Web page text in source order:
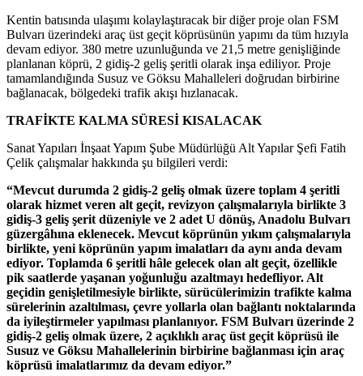
Kentin batısında ulaşımı kolaylaştıracak bir diğer proje olan FSM
Bulvarı üzerindeki araç üst geçit köprüsünün yapımı da tüm hızıyla
devam ediyor. 380 metre uzunluğunda ve 21,5 metre genişliğinde
planlanan köprü, 2 gidiş-2 geliş şeritli olarak inşa ediliyor. Proje
tamamlandığında Susuz ve Göksu Mahalleleri doğrudan birbirine
bağlanacak, bölgedeki trafik akışı hızlanacak.
TRAFİKTE KALMA SÜRESİ KISALACAK
Sanat Yapıları İnşaat Yapım Şube Müdürlüğü Alt Yapılar Şefi Fatih
Çelik çalışmalar hakkında şu bilgileri verdi:
“Mevcut durumda 2 gidiş-2 geliş olmak üzere toplam 4 şeritli
olarak hizmet veren alt geçit, revizyon çalışmalarıyla birlikte 3
gidiş-3 geliş şerit düzeniyle ve 2 adet U dönüş, Anadolu Bulvarı
güzergâhına eklenecek. Mevcut köprünün yıkım çalışmalarıyla
birlikte, yeni köprünün yapım imalatları da aynı anda devam
ediyor. Toplamda 6 şeritli hâle gelecek olan alt geçit, özellikle
pik saatlerde yaşanan yoğunluğu azaltmayı hedefliyor. Alt
geçidin genişletilmesiyle birlikte, sürücülerimizin trafikte kalma
sürelerinin azaltılması, çevre yollarla olan bağlantı noktalarında
da iyileştirmeler yapılması planlanıyor. FSM Bulvarı üzerinde 2
gidiş-2 geliş olmak üzere, 2 açıklıklı araç üst geçit köprüsü ile
Susuz ve Göksu Mahallelerinin birbirine bağlanması için araç
köprüsü imalatlarımız da devam ediyor.”